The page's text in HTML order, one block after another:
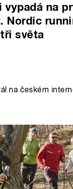
vypadá na
Nordic
světa
na českém